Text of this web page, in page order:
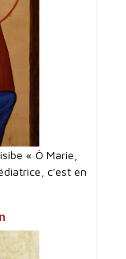
« Ô Marie,
c'est en